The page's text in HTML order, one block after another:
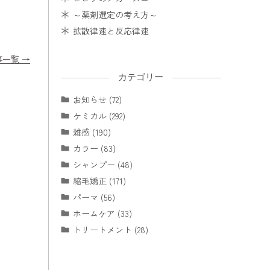
一覧 →
～薬剤選定の考え方～
拡散律速と反応律速
カテゴリー
お知らせ (72)
ケミカル (292)
雑感 (190)
カラー (83)
シャンプー (48)
縮毛矯正 (171)
パーマ (56)
ホームケア (33)
トリートメント (28)